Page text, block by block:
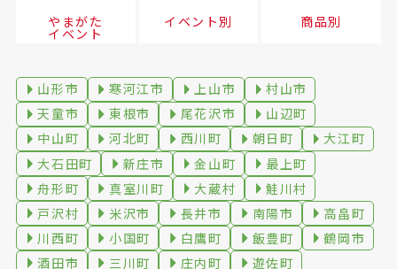
やまがた
イベント
イベント別 商品別
山形市 寒河江市 上山市
村山市
天童市
東根市 尾花沢市
山辺町
中山町
河北町 西川町 朝日町
大江町
大石田町
新庄市 金山町
最上町
舟形町
真室川町 大蔵村
鮭川村
戸沢村
米沢市 長井市 南陽市
高畠町
川西町
小国町 白鷹町 飯豊町
鶴岡市
酒田市
三川町 庄内町 遊佐町